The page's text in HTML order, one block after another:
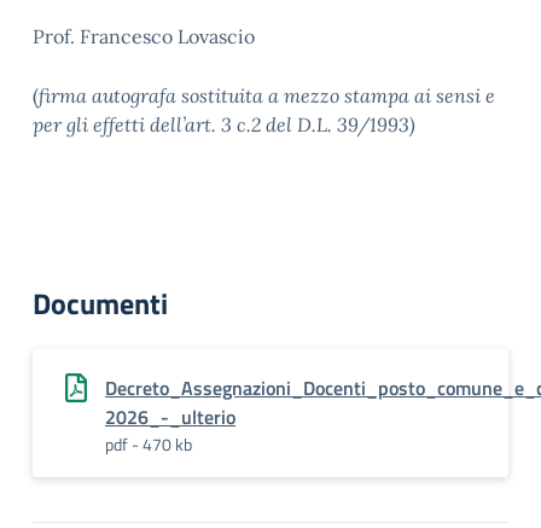
Prof. Francesco Lovascio
(firma autografa sostituita a mezzo stampa ai sensi e
per gli effetti dell’art. 3 c.2 del D.L. 39/1993)
Documenti
2026_-_ulterio
pdf - 470 kb